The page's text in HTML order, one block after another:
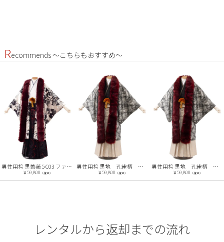
Recommends ～こちらもおすすめ～
男性用袴 黒薔薇 5C03 ファー付
￥59,800 （税込）
男性用袴 黒地 孔雀柄 おしゃれファー付き /7B18
￥59,800 （税込）
男性用袴 黒地 孔雀柄 おしゃれファー付き /5B18
￥59,800 （税込）
レンタルから返却までの流れ